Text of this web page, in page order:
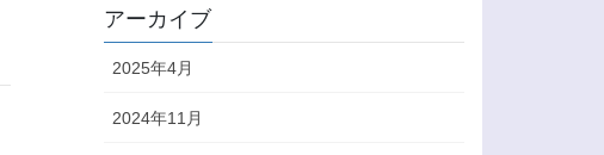
アーカイブ
2025年4月
2024年11月